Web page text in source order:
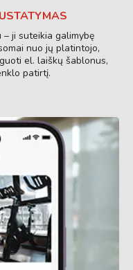
ji suteikia galimybę
nuo jų platintojo,
el. laiškų šablonus,
patirtį.